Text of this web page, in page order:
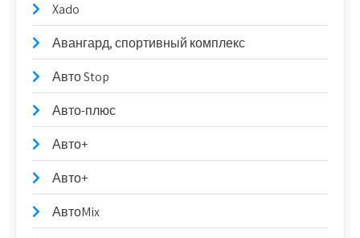
Xado
Авангард, спортивный комплекс
Авто Stop
Авто-плюс
Авто+
Авто+
АвтоMix